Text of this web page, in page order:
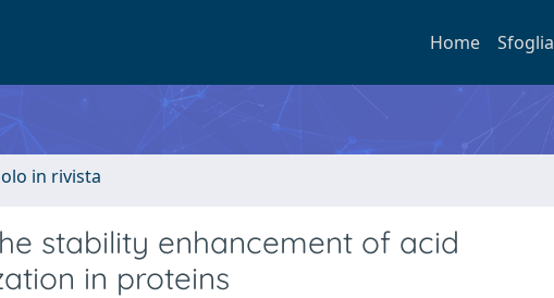
Home Sfoglia
in rivista
stability enhancement of acid
in proteins